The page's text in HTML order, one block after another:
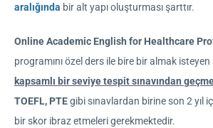
aralığında bir alt yapı oluşturması şarttır.
Online Academic English for Healthcare
programını özel ders ile bire bir almak
kapsamlı bir seviye tespit sınavından
TOEFL, PTEgibi sınavlardan birine son 2 yıl
bir skor ibraz etmeleri gerekmektedir.